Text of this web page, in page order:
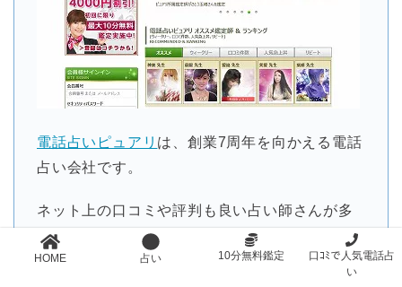
電話占いピュアリ は、創業7周年を向かえる電話
占い会社です。
ネット上の口コミや評判も良い占い師さんが多
数在籍しています。
老舗の電話占いとして超有名な電話占いサイト
HOME 占い 10分無料鑑定
口ｺﾐで人気電話占
い